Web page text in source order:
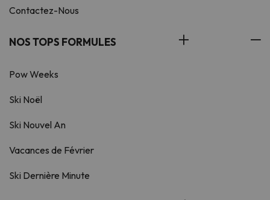
Contactez-Nous
NOS TOPS FORMULES
Pow Weeks
Ski Noël
Ski Nouvel An
Vacances de Février
Ski Dernière Minute